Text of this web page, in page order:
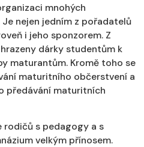
mnohých
nejen jedním z pořadatelů
i jeho sponzorem. Z
dárky studentům k
maturantům. Kromě toho se
maturitního občerstvení a
předávání maturitních
rodičů s pedagogy a s
velkým přínosem.